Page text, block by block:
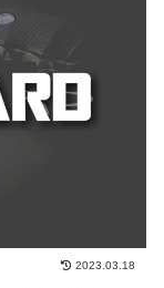
2023.03.18